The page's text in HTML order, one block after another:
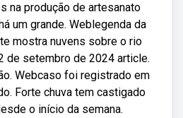
na produção de artesanato
um grande. Weblegenda da
mostra nuvens sobre o rio
de setembro de 2024 article.
Webcaso foi registrado em
Forte chuva tem castigado
o início da semana.